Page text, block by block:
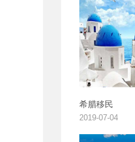
希腊移民
2019-07-04